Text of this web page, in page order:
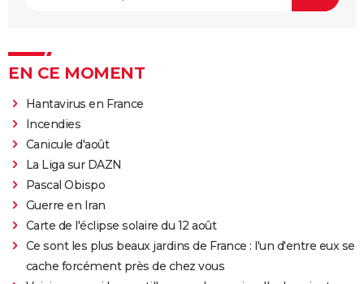
EN CE MOMENT
Hantavirus en France
Incendies
Canicule d'août
La Liga sur DAZN
Pascal Obispo
Guerre en Iran
Carte de l'éclipse solaire du 12 août
Ce sont les plus beaux jardins de France : l'un d'entre eux se
cache forcément près de chez vous